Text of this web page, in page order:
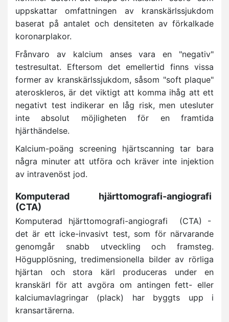
uppskattar omfattningen av kranskärlssjukdom
baserat på antalet och densiteten av förkalkade
koronarplakor.
Frånvaro av kalcium anses vara en "negativ"
testresultat. Eftersom det emellertid finns vissa
former av kranskärlssjukdom, såsom "soft plaque"
ateroskleros, är det viktigt att komma ihåg att ett
negativt test indikerar en låg risk, men utesluter
inte absolut möjligheten för en framtida
hjärthändelse.
Kalcium-poäng screening hjärtscanning tar bara
några minuter att utföra och kräver inte injektion
av intravenöst jod.
Komputerad hjärttomografi-angiografi
(CTA)
Komputerad hjärttomografi-angiografi (CTA) -
det är ett icke-invasivt test, som för närvarande
genomgår snabb utveckling och framsteg.
Högupplösning, tredimensionella bilder av rörliga
hjärtan och stora kärl produceras under en
kranskärl för att avgöra om antingen fett- eller
kalciumavlagringar (plack) har byggts upp i
kransartärerna.